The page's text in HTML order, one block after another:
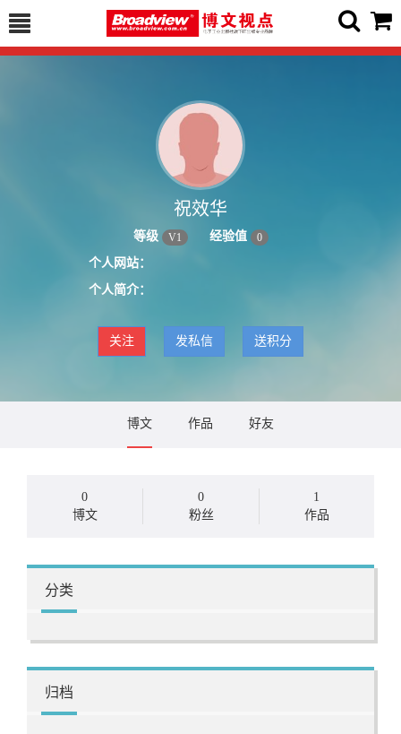
祝效华
等级 V1 经验值 0
个人网站：
个人简介：
关注 发私信 送积分
博文 作品 好友
0
博文
0
粉丝
1
作品
分类
归档